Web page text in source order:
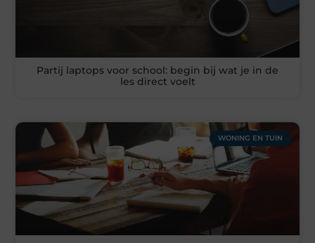
Partij laptops voor school: begin bij wat je in de
les direct voelt
WONING EN TUIN